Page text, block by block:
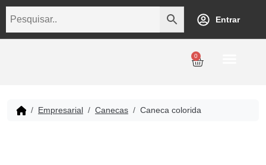
Entrar
0
Empresarial Canecas Caneca colorida